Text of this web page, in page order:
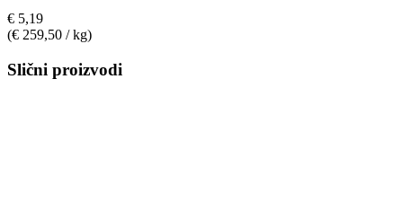
€ 5,19
(€ 259,50 / kg)
Slični proizvodi